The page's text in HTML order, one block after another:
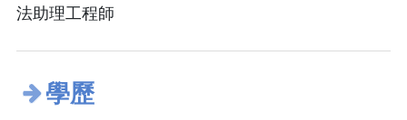
法助理工程師
學歷